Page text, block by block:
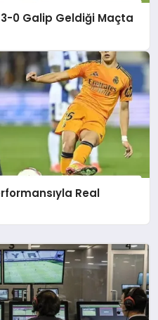
0 Galip Geldiği Maçta
Real